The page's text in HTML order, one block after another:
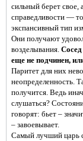
сильный берет свое,
справедливости —
экспансивный тип
Они получают
возделывания.
еще не подчинен,
Паритет для них
неопределенность.
получится. Ведь
слушаться?
говорят: бьет –
– завоевывает.
Самый лучший царь с